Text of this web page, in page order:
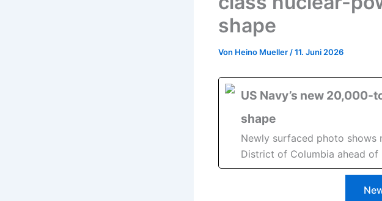
shape
Von Heino Mueller /11. Juni 2026
US Navy’s new
shape
Newly surfaced photo shows
District of Columbia ahead